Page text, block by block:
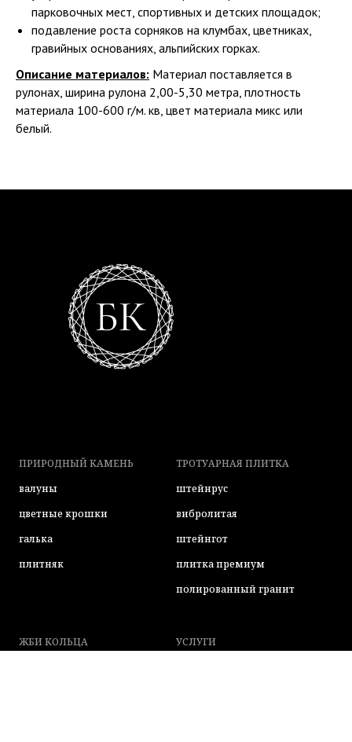
парковочных мест, спортивных и детских площадок;
подавление роста сорняков на клумбах, цветниках,
гравийных основаниях, альпийских горках.
Описание материалов: Материал поставляется в
рулонах, ширина рулона 2,00-5,30 метра, плотность
материала 100-600 г/м. кв, цвет материала микс или
белый.
ПРИРОДНЫЙ КАМЕНЬ
валуны
цветные крошки
галька
плитняк
ТРОТУАРНАЯ ПЛИТКА
штейнрус
вибролитая
штейнгот
плитка премиум
полированный гранит
ЖБИ КОЛЬЦА
УСЛУГИ